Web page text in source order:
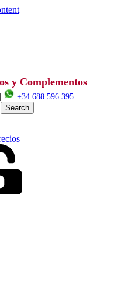
y Complementos
+34 688 596 395
Search